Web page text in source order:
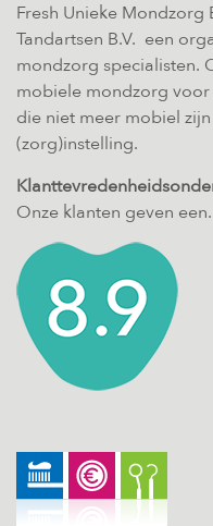
Fresh Unieke Mondzorg
Tandartsen B.V. een
mondzorg specialisten.
mobiele mondzorg
die niet meer mobiel
(zorg)instelling.
Onze klanten geven een.